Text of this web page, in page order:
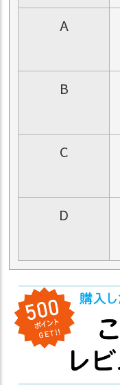
A
B
C
D